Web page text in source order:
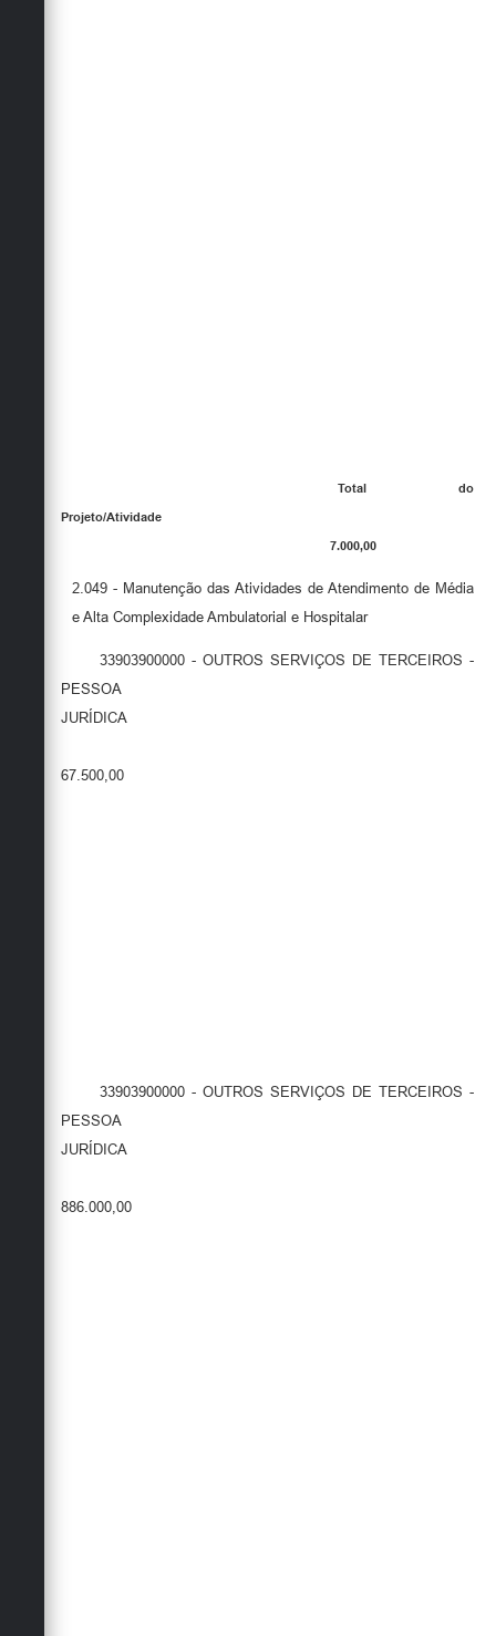
Total do
Projeto/Atividade
7.000,00
2.049 - Manutenção das Atividades de Atendimento de Média
e Alta Complexidade Ambulatorial e Hospitalar
33903900000 - OUTROS SERVIÇOS DE TERCEIROS -
PESSOA
JURÍDICA
67.500,00
33903900000 - OUTROS SERVIÇOS DE TERCEIROS -
PESSOA
JURÍDICA
886.000,00